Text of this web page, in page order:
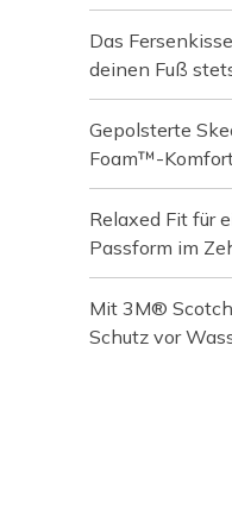
Das
deinen Fuß
Gepolsterte
Foam™-
Relaxed Fit für
Passform im
Mit 3M®
Schutz vor